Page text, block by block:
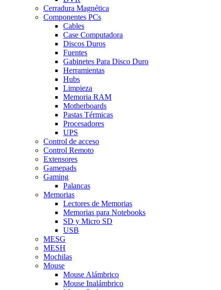
Cerradura Magnética
Componentes PCs
Cables
Case Computadora
Discos Duros
Fuentes
Gabinetes Para Disco Duro
Herramientas
Hubs
Limpieza
Memoria RAM
Motherboards
Pastas Térmicas
Procesadores
UPS
Control de acceso
Control Remoto
Extensores
Gamepads
Gaming
Palancas
Memorias
Lectores de Memorias
Memorias para Notebooks
SD y Micro SD
USB
MESG
MESH
Mochilas
Mouse
Mouse Alámbrico
Mouse Inalámbrico